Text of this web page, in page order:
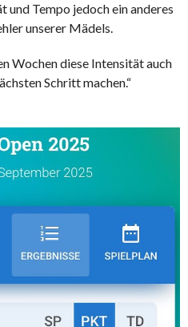
Tempo jedoch ein anderes
unserer Mädels.
Wochen diese Intensität auch
Schritt machen.“